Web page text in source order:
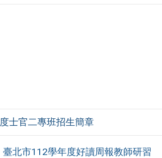
士官二專班招生簡章
臺北市112學年度好讀周報教師研習